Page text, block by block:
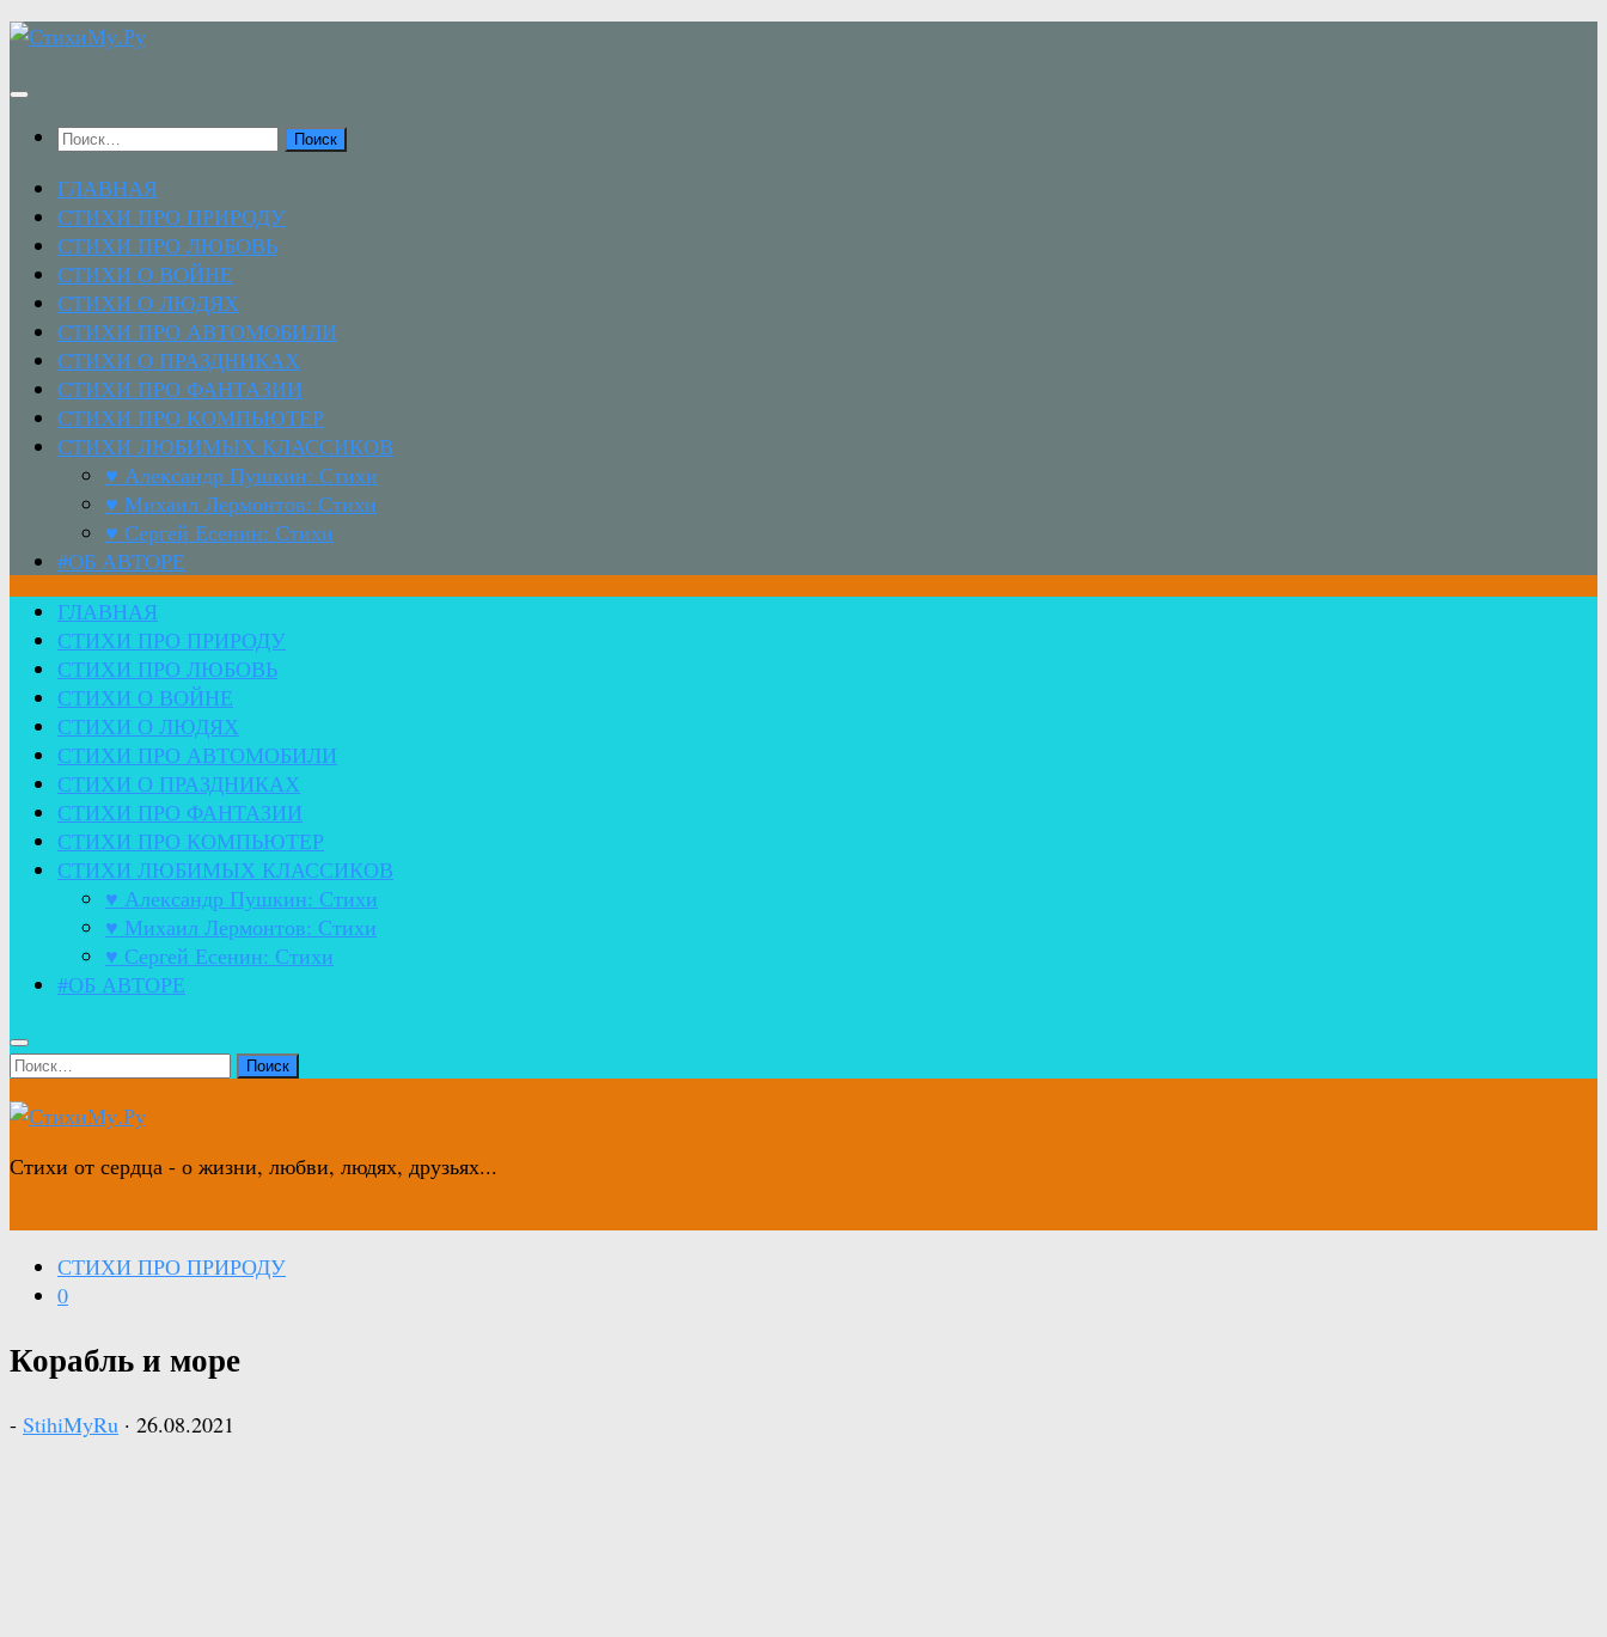
Перейти
содержимому
Найти:
ГЛАВНАЯ
СТИХИ ПРО ПРИРОДУ
СТИХИ ПРО ЛЮБОВЬ
СТИХИ О ВОЙНЕ
СТИХИ О ЛЮДЯХ
СТИХИ ПРО АВТОМОБИЛИ
СТИХИ О ПРАЗДНИКАХ
СТИХИ ПРО ФАНТАЗИИ
СТИХИ ПРО КОМПЬЮТЕР
СТИХИ ЛЮБИМЫХ КЛАССИКОВ
♥ Александр Пушкин: Стихи
♥ Михаил Лермонтов: Стихи
♥ Сергей Есенин: Стихи
#ОБ АВТОРЕ
ГЛАВНАЯ
СТИХИ ПРО ПРИРОДУ
СТИХИ ПРО ЛЮБОВЬ
СТИХИ О ВОЙНЕ
СТИХИ О ЛЮДЯХ
СТИХИ ПРО АВТОМОБИЛИ
СТИХИ О ПРАЗДНИКАХ
СТИХИ ПРО ФАНТАЗИИ
СТИХИ ПРО КОМПЬЮТЕР
СТИХИ ЛЮБИМЫХ КЛАССИКОВ
♥ Александр Пушкин: Стихи
♥ Михаил Лермонтов: Стихи
♥ Сергей Есенин: Стихи
#ОБ АВТОРЕ
Найти:
Стихи от сердца - о жизни, любви, людях, друзьях...
СТИХИ ПРО ПРИРОДУ
0
Корабль и море
- StihiMyRu · 26.08.2021